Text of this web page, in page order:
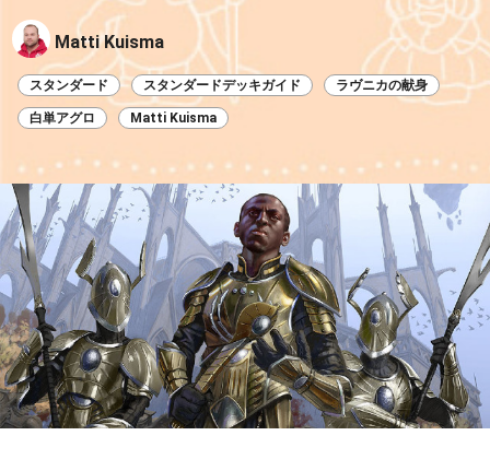
Matti Kuisma
スタンダード スタンダードデッキガイド ラヴニカの献身
白単アグロ Matti Kuisma